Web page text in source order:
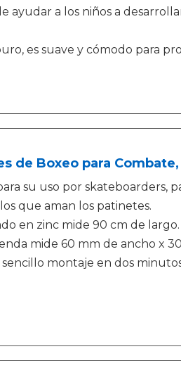
ayudar a los niños a
es suave y cómodo para
de Boxeo para
su uso por skateboarders,
que aman los patinetes.
en zinc mide 90 cm de largo.
mide 60 mm de ancho x
montaje en dos